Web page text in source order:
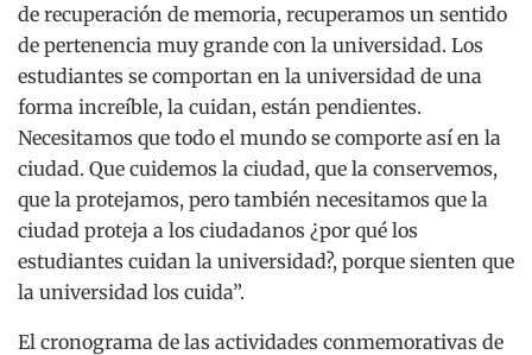
de recuperación de memoria, recuperamos un sentido
de pertenencia muy grande con la universidad. Los
estudiantes se comportan en la universidad de una
forma increíble, la cuidan, están pendientes.
Necesitamos que todo el mundo se comporte así en la
ciudad. Que cuidemos la ciudad, que la conservemos,
que la protejamos, pero también necesitamos que la
ciudad proteja a los ciudadanos ¿por qué los
estudiantes cuidan la universidad?, porque sienten que
la universidad los cuida”.
El cronograma de las actividades conmemorativas de